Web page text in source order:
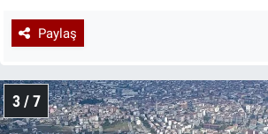
Paylaş
3 / 7